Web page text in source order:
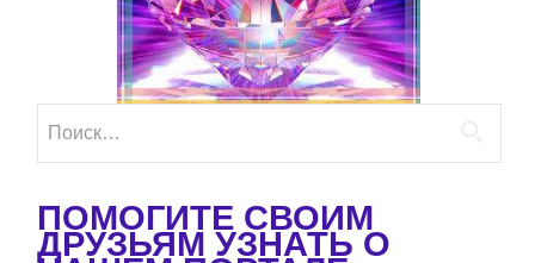
ПОМОГИТЕ СВОИМ
ДРУЗЬЯМ УЗНАТЬ О